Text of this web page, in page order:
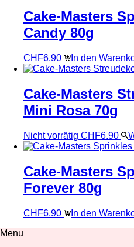
Cake-Masters
Candy 80g
CHF6.90 In den
Cake-Masters
Mini Rosa 70g
Nicht vorrätig CHF6.90
Cake-Masters
Forever 80g
CHF6.90
In den
Menu